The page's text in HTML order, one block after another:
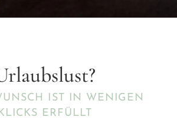
IST IN WENIGEN
ERFÜLLT